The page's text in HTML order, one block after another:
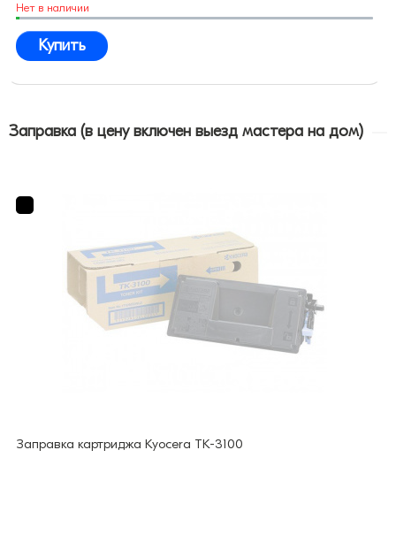
Нет в наличии
Купить
Заправка (в цену включен выезд мастера на дом)
Заправка картриджа Kyocera TK-3100